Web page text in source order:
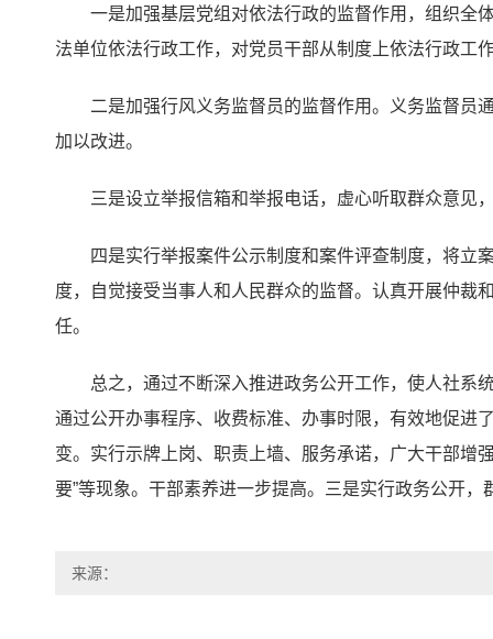
一是加强基层党组对依法行政的监督作用，组织全
法单位依法行政工作，对党员干部从制度上依法行政工
二是加强行风义务监督员的监督作用。义务监督员
加以改进。
三是设立举报信箱和举报电话，虚心听取群众意见
四是实行举报案件公示制度和案件评查制度，将立
度，自觉接受当事人和人民群众的监督。认真开展仲裁
任。
总之，通过不断深入推进政务公开工作，使人社系
通过公开办事程序、收费标准、办事时限，有效地促进
变。实行示牌上岗、职责上墙、服务承诺，广大干部增
要”等现象。干部素养进一步提高。三是实行政务公开
来源：